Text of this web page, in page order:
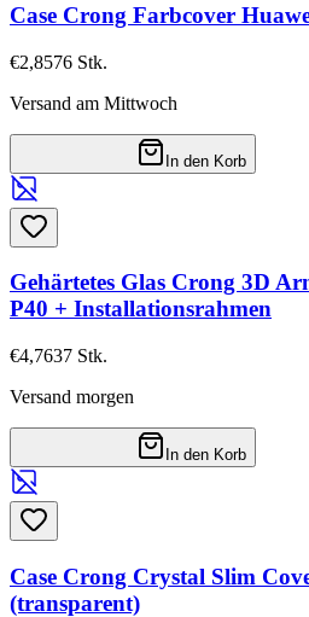
Case Crong Farbcover
€2,8576 Stk.
Versand am Mittwoch
In den Korb
Gehärtetes Glas Crong 3D
P40 + Installationsrahmen
€4,7637 Stk.
Versand morgen
In den Korb
Case Crong Crystal Slim
(transparent)